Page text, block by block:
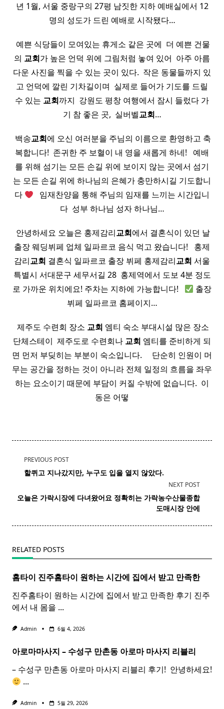
년 1월, 서울 중랑구의 27평 남짓한 지하 예배실에서 12
명의 성도가 드린 예배로 시작됐다…
​ 예쁜 식당들이 모여있는 휴게소 같은 곳에 ​ 더 예쁜 건물
의 교회가 높은 언덕 위에 그림처럼 놓여 있어 ​ 아주 아름
다운 사진을 찍을 수 있는 곳이 있다. ​ 작은 동물들까지 있
고 언덕에 깔린 기차길이며 ​ 실제로 들어가 기도를 드릴
수 있는 교회까지 ​ 강원도 평창 여행에서 잠시 들렀다 가
기 참 좋은 곳, ​ 실버벨교회…
​ 백송교회에 오신 여러분을 주님의 이름으로 환영하고 축
복합니다! ​ 존귀한 주 보혈이 내 영을 새롭게 하네! ​ ​ 예배
를 위해 섬기는 모든 손길 위에 보이지 않는 곳에서 섬기
는 모든 손길 위에 하나님의 은혜가 충만하시길 기도합니
다
​ ​ 임재찬양을 통해 주님의 임재를 느끼는 시간입니
다 ​ 성부 하나님 성자 하나님…
​ 안녕하세요 오늘은 홍제감리교회에서 결혼식이 있던 날
출장 웨딩뷔페 업체 일파르코 음식 먹고 왔습니다! ​ ​ 홍제
감리교회 결혼식 일파르코 출장 뷔페 홍제감리교회 서울
특별시 서대문구 세무서길 28 ​ 홍제역에서 도보 4분 정도
로 가까운 위치에요! 주차는 지하에 가능합니다! ​ ​
출장
뷔페 일파르코​ 홈페이지…
​ 제주도 수련회 장소 교회 엠티 숙소 부대시설 많은 장소
단체스테이 ​ 제주도로 수련회나 교회 엠티를 준비하게 되
면 먼저 부딪히는 부분이 숙소입니다. ​ ​ ​ ​ 단순히 인원이 머
무는 공간을 정하는 것이 아니라 전체 일정의 흐름을 좌우
하는 요소이기 때문에 부담이 커질 수밖에 없습니다. ​ 이
동은 어떻
<span
class="nav-
screen-
PREVIOUS POST
할퀴고 지나갔지만, 누구도 입을 열지 않았다.
NEXT POST
오늘은 가락시장에 다녀왔어요 정확히는 가락농수산물종합
도매시장 안에
RELATED POSTS
홈타이 진주홈타이 원하는 시간에 집에서 받고 만족한
진주홈타이 원하는 시간에 집에서 받고 만족한 후기 진주
에서 내 몸을 ...
Admin 6월 4, 2026
아로마마사지 – 수성구 만촌동 아로마 마사지 리블리
– 수성구 만촌동 아로마 마사지 리블리 후기! ​ 안녕하세요!
...
Admin 5월 29, 2026